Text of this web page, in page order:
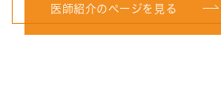
医師紹介のページを見る